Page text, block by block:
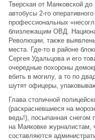
Тверская от Маяковской
автобусы 2-го
профессиональных
близлежащим ОВД.
Революции, также
места. Где-то в районе
Сергея Удальцова и его
очередные похороны
вбить в могилу, а то по
шутят офицеры,
Глава столичной
(раскрасневшиеся на
ведь!), посыпанная снегом
на Маяковке журналистам,
составляются